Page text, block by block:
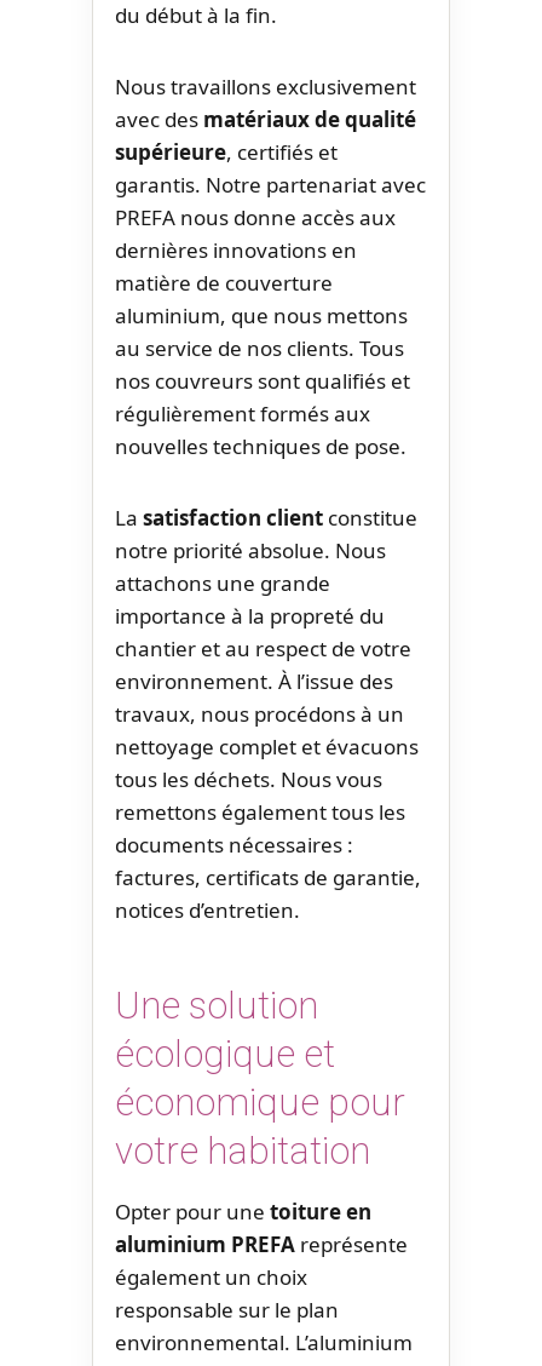
du début à la fin.
Nous travaillons exclusivement
avec des matériaux de qualité
supérieure, certifiés et
garantis. Notre partenariat avec
PREFA nous donne accès aux
dernières innovations en
matière de couverture
aluminium, que nous mettons
au service de nos clients. Tous
nos couvreurs sont qualifiés et
régulièrement formés aux
nouvelles techniques de pose.
La satisfaction client constitue
notre priorité absolue. Nous
attachons une grande
importance à la propreté du
chantier et au respect de votre
environnement. À l’issue des
travaux, nous procédons à un
nettoyage complet et évacuons
tous les déchets. Nous vous
remettons également tous les
documents nécessaires :
factures, certificats de garantie,
notices d’entretien.
Une solution
écologique et
économique pour
votre habitation
Opter pour une toiture en
aluminium PREFA représente
également un choix
responsable sur le plan
environnemental. L’aluminium